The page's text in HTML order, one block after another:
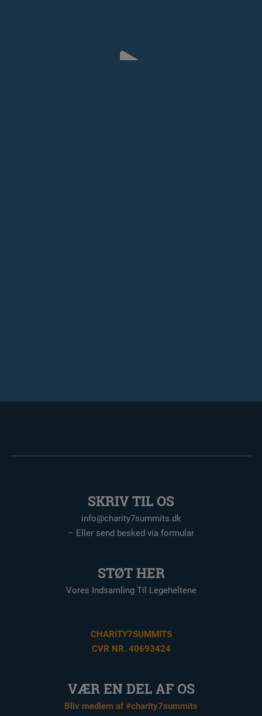
SKRIV TIL OS
info@charity7summits.dk
– Eller send besked via formular
STØT HER
Vores Indsamling Til Legeheltene
CHARITY7SUMMITS
CVR NR. 40693424
VÆR EN DEL AF OS
Bliv medlem af #charity7summits